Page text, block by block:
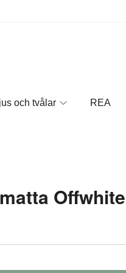
och tvålar REA